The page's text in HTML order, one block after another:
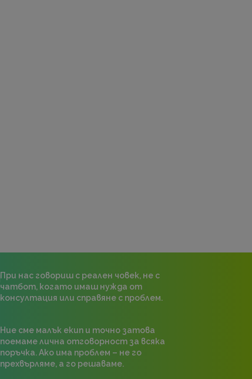
При нас говориш с реален човек, не с
чатбот, когато имаш нужда от
консултация или справяне с проблем.
Ние сме малък екип и точно затова
поемаме лична отговорност за всяка
поръчка. Ако има проблем – не го
прехвърляме, а го решаваме.